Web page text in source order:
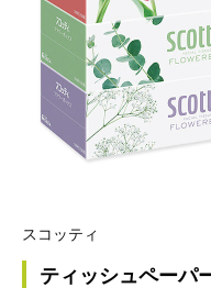
スコッティ
ティッシュペーパ